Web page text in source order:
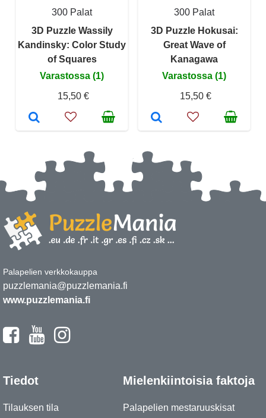
300 Palat
3D Puzzle Wassily
Kandinsky: Color Study
of Squares
Varastossa (1)
15,50 €
300 Palat
3D Puzzle Hokusai:
Great Wave of
Kanagawa
Varastossa (1)
15,50 €
Palapelien verkkokauppa
puzzlemania@puzzlemania.fi
www.puzzlemania.fi
Tiedot
Tilauksen tila
Mielenkiintoisia faktoja
Palapelien mestaruuskisat